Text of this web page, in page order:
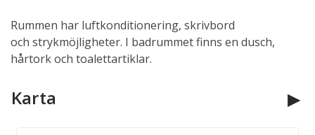
Rummen har luftkonditionering, skrivbord
och strykmöjligheter. I badrummet finns en dusch,
hårtork och toalettartiklar.
Karta